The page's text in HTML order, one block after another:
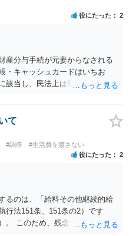
役にたった 2
産分与手続が元妻からなされる
・キャッシュカードはいちお
該当し、民法上は事務管理（597
ては元妻の了解なく処分するこ
まいます。
て
#調停 #生活費を渡さない
役にたった 2
るのは、「給料その他継続的給
行法151条、151条の2）です
。 このため、残念ながらお答え